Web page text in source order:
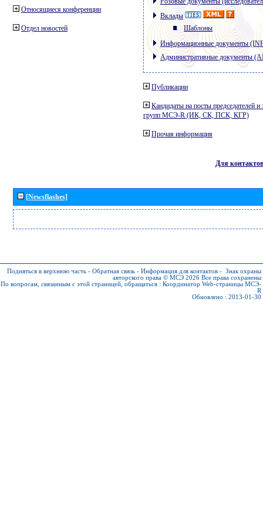
Относящиеся конференции
Отдел новостей
Вклады
Шаблоны
Информационные документы
Административные документы
Публикации
Кандидаты на посты председателей и
групп МСЭ-R (ИК, СК, ПСК, КГР)
Прочая информация
Для контактов
[Newsflashes]
Подняться в верхнюю часть - Обратная связь - Информация для контактов - Знак охраны
авторского права © МСЭ 2026 Все права сохранены
По вопросам, связанным с этой страницей, обращаться : Координатор Web-страницы МСЭ-
R
Обновлено : 2013-01-30